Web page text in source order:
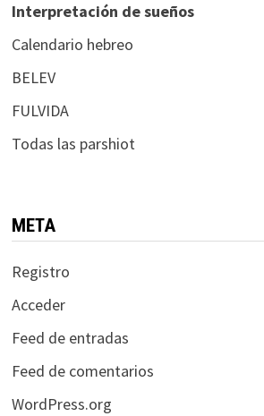
Interpretación de sueños
Calendario hebreo
BELEV
FULVIDA
Todas las parshiot
META
Registro
Acceder
Feed de entradas
Feed de comentarios
WordPress.org